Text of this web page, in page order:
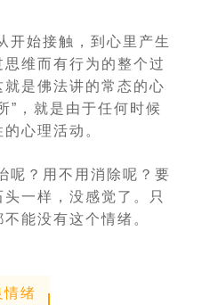
开始接触，到心里产生
维而有行为的整个过
是佛法讲的常态的心
”，就是由于任何时候
心理活动。
呢？用不用消除呢？要
一样，没感觉了。只
能没有这个情绪。
情绪